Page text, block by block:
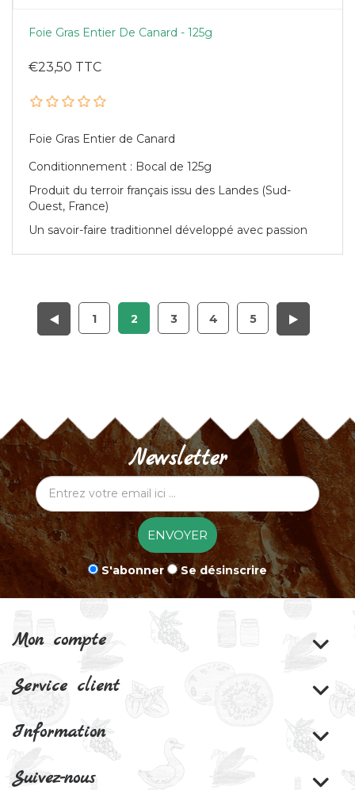
Foie Gras Entier De Canard - 125g
€23,50 TTC
Foie Gras Entier de Canard
Conditionnement : Bocal de 125g
Produit du terroir français issu des Landes (Sud-
Ouest, France)
Un savoir-faire traditionnel développé avec passion
1 2 3 4 5
Newsletter
ENVOYER
S'abonner Se désinscrire
Mon compte
Service client
Information
Suivez-nous